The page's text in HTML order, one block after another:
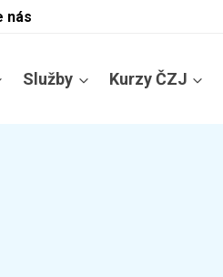
nás
Služby Kurzy ČZJ